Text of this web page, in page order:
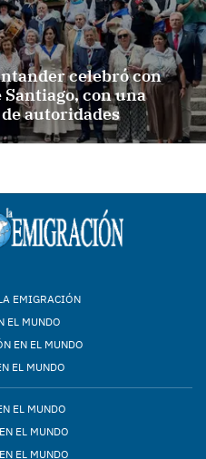
celebró con
con una
autoridades
EMIGRACIÓN
EL MUNDO
EN EL MUNDO
EL MUNDO
EL MUNDO
EL MUNDO
EL MUNDO